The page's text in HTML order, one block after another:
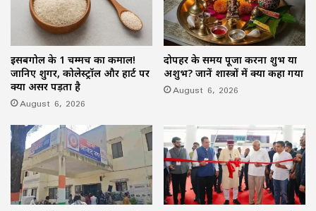
इसबगोल के 1 चम्मच का कमाल!
जानिए शुगर, कोलेस्ट्रॉल और हार्ट पर
क्या असर पड़ता है
August 6, 2026
दोपहर के समय पूजा करना शुभ या
अशुभ? जानें शास्त्रों में क्या कहा गया
August 6, 2026